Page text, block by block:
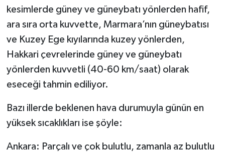
kesimlerde güney ve güneybatı yönlerden hafif,
ara sıra orta kuvvette, Marmara’nın güneybatısı
ve Kuzey Ege kıyılarında kuzey yönlerden,
Hakkari çevrelerinde güney ve güneybatı
yönlerden kuvvetli (40-60 km/saat) olarak
eseceği tahmin ediliyor.
Bazı illerde beklenen hava durumuyla günün en
yüksek sıcaklıkları ise şöyle:
Ankara: Parçalı ve çok bulutlu, zamanla az bulutlu